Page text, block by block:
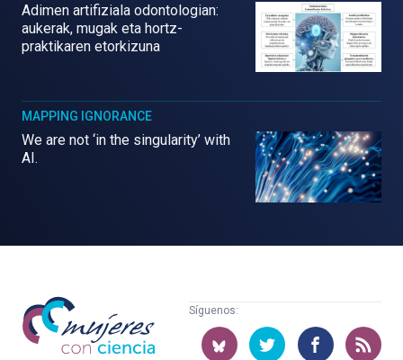
Adimen artifiziala odontologian:
aukerak, mugak eta hortz-
praktikaren etorkizuna
MAPPING IGNORANCE
We are not ‘in the singularity’ with
AI.
Mujeres
con
ciencia
Síguenos: